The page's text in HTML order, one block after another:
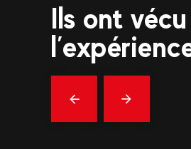
Ils ont vécu
Précédent
En
M. - janvier 2025 - Google
en traîneau tiré par des chiens nous
moment en compagnie de muschers
Superbe ballade dans la vallée du
de faire une grande randonnée.